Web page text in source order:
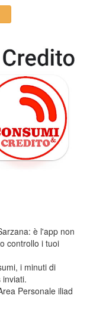
è l'app non
controllo i tuoi
i minuti di
Personale iliad